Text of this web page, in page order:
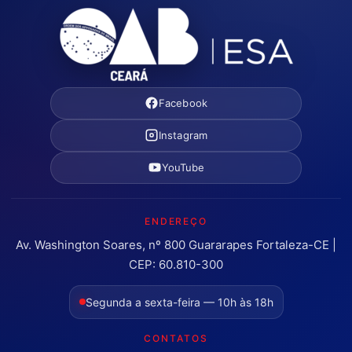
Facebook
Instagram
YouTube
ENDEREÇO
Av. Washington Soares, nº 800 Guararapes Fortaleza-CE |
CEP: 60.810-300
Segunda a sexta-feira — 10h às 18h
CONTATOS